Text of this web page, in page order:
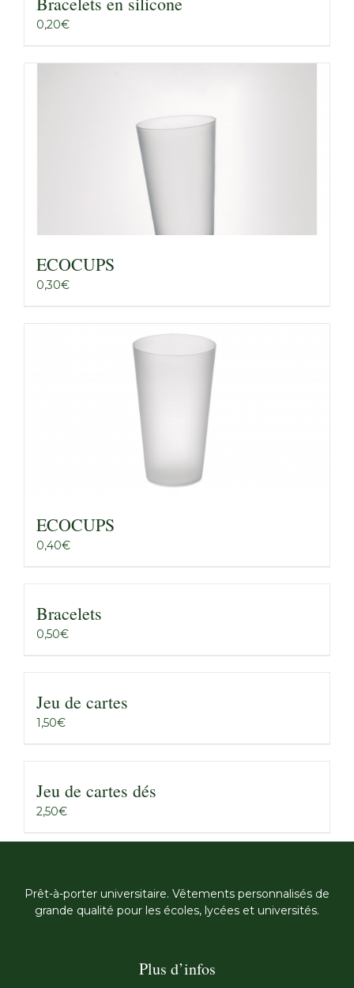
0,20€
ECOCUPS
0,30€
ECOCUPS
0,40€
Bracelets
0,50€
Jeu de cartes
1,50€
Jeu de cartes dés
2,50€
Prêt-à-porter universitaire. Vêtements personnalisés de
grande qualité pour les écoles, lycées et universités.
Plus d’infos